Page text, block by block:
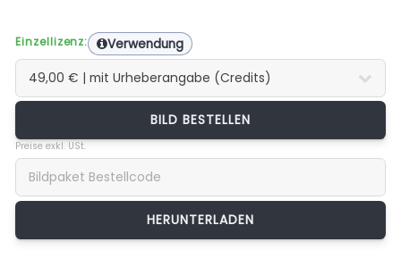
Einzellizenz: Verwendung
BILD BESTELLEN
Preise exkl. USt.